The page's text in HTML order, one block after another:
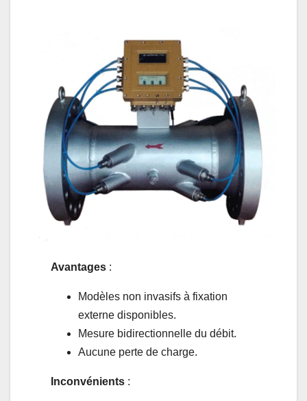
Avantages:
Modèles non invasifs à fixation
externe disponibles.
Mesure bidirectionnelle du débit.
Aucune perte de charge.
Inconvénients: